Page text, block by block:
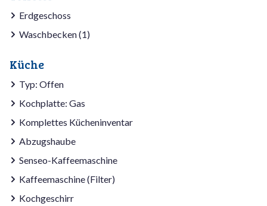
Erdgeschoss
Waschbecken (1)
Küche
Typ: Offen
Kochplatte: Gas
Komplettes Kücheninventar
Abzugshaube
Senseo-Kaffeemaschine
Kaffeemaschine (Filter)
Kochgeschirr